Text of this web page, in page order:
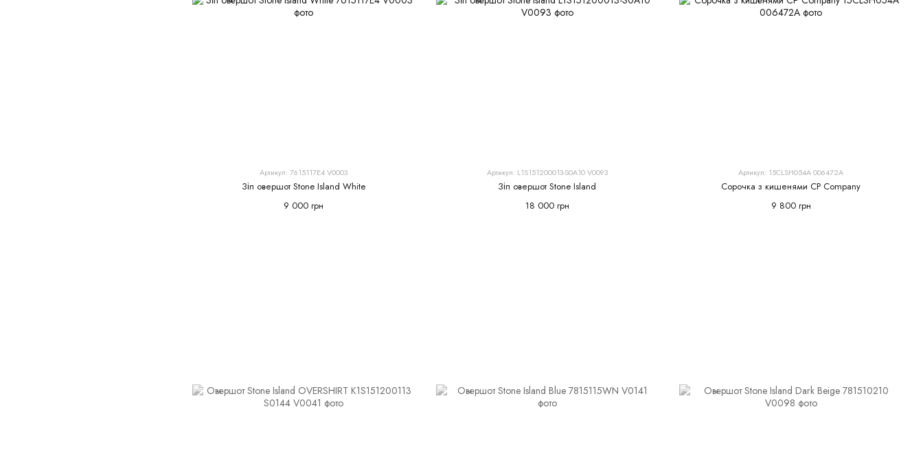
Артикул: 7615117E4 V0003
Зіп овершот Stone Island White
9 000 грн
Артикул: L1S151200013-S0A10 V0093
Зіп овершот Stone Island
18 000 грн
Артикул: 15CLSH054A 006472A
Cорочка з кишенями CP Company
9 800 грн